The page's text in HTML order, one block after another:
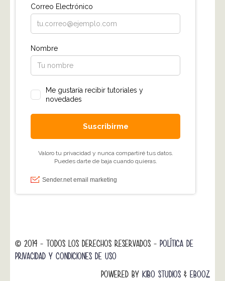
© 2014 - TODOS LOS DERECHOS RESERVADOS - POLÍTICA DE
PRIVACIDAD Y CONDICIONES DE USO
POWERED BY KIBO STUDIOS & EBOOZ